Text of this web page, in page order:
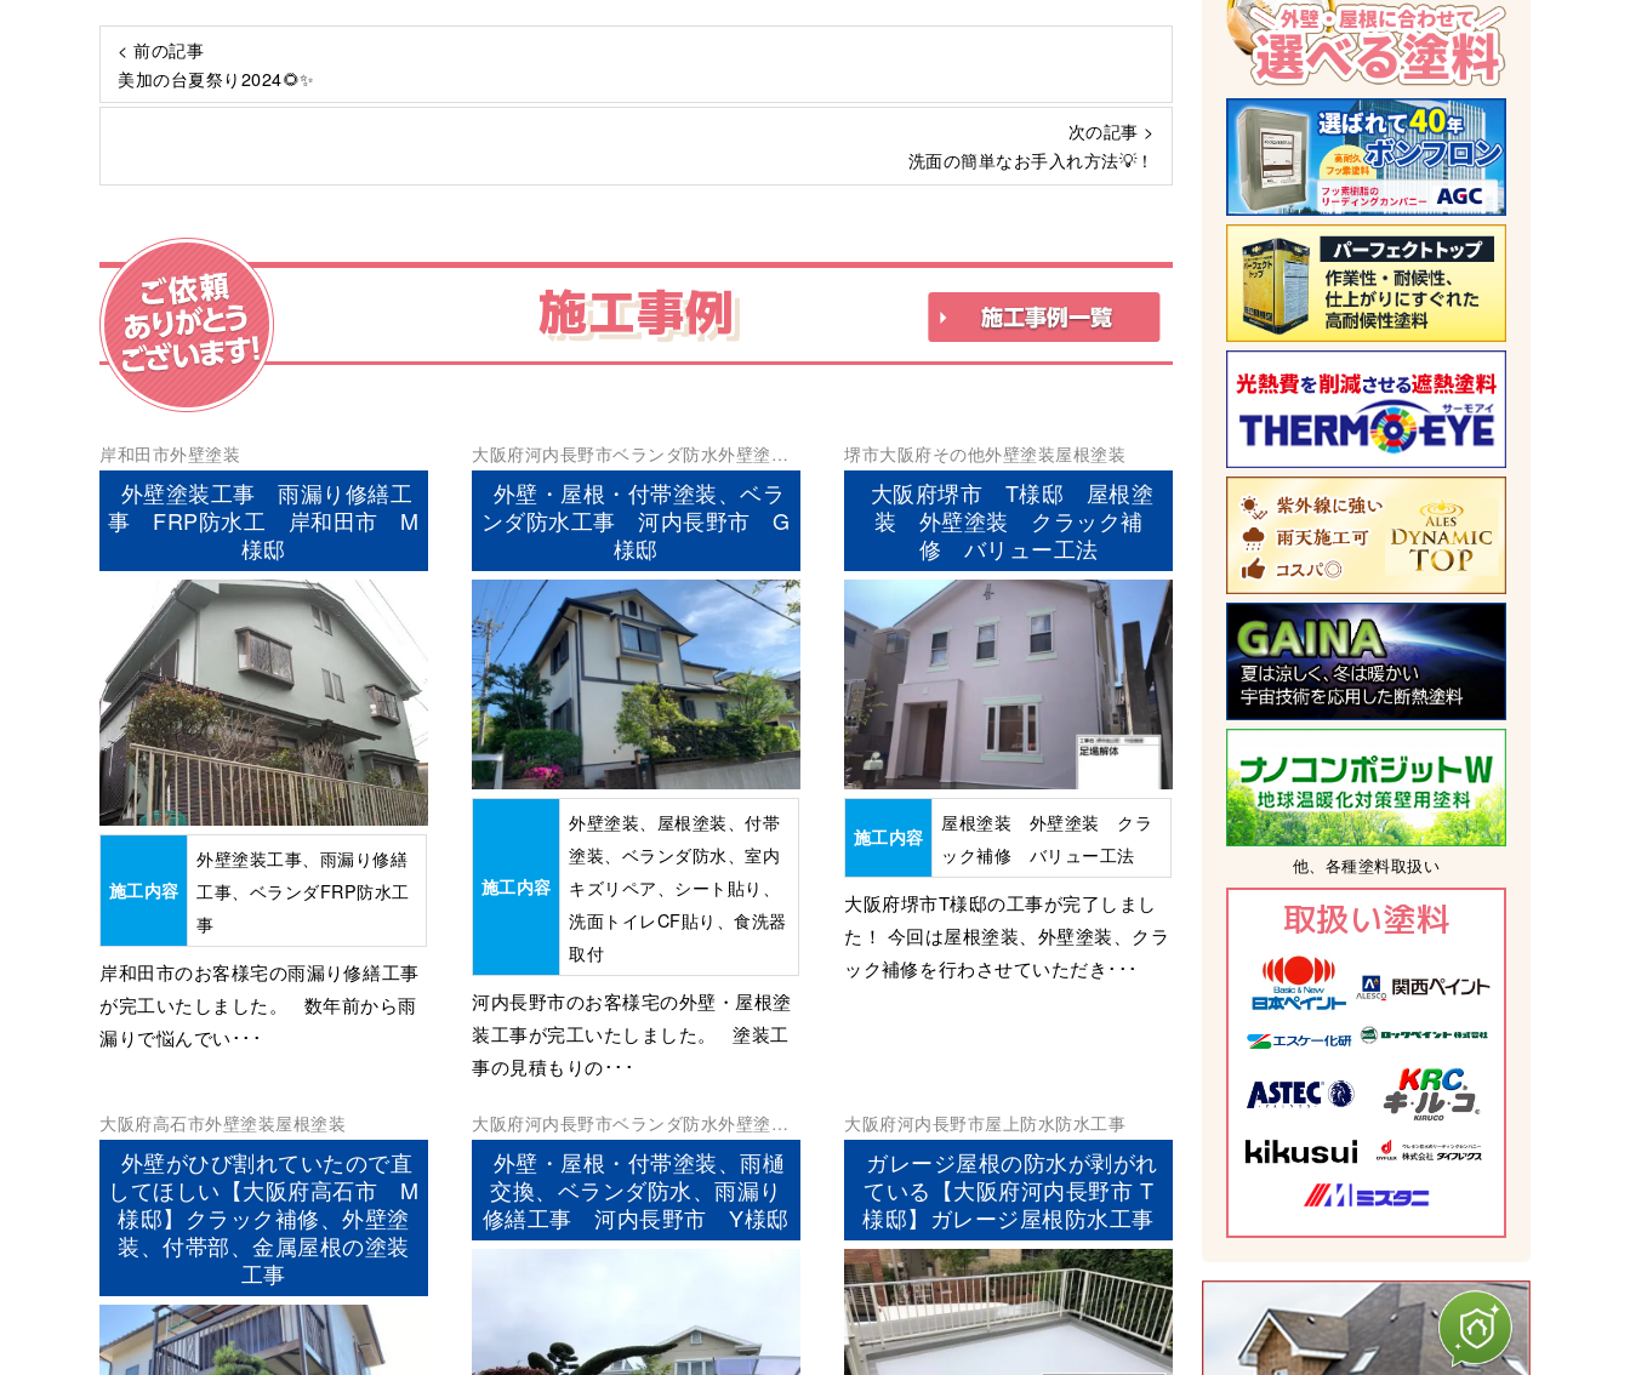
< 前の記事
美加の台夏祭り2024🌻✨
次の記事 >
洗面の簡単なお手入れ方法💡！
施工事例
岸和田市外壁塗装
外壁塗装工事 雨漏り修繕工
事 FRP防水工 岸和田市 M
様邸
施工内容
外壁塗装工事、雨漏り修繕
工事、ベランダFRP防水工
事
岸和田市のお客様宅の雨漏り修繕工事
が完工いたしました。 数年前から雨
漏りで悩んでい･･･
大阪府河内長野市ベランダ防水外壁塗装
屋根塗装
防水工事
外壁・屋根・付帯塗装、ベラ
ンダ防水工事 河内長野市 G
様邸
施工内容
外壁塗装、屋根塗装、付帯
塗装、ベランダ防水、室内
キズリペア、シート貼り、
洗面トイレCF貼り、食洗器
取付
河内長野市のお客様宅の外壁・屋根塗
装工事が完工いたしました。 塗装工
事の見積もりの･･･
堺市大阪府その他外壁塗装屋根塗装
大阪府堺市 T様邸 屋根塗
装 外壁塗装 クラック補
修 バリュー工法
施工内容
屋根塗装 外壁塗装 クラ
ック補修 バリュー工法
大阪府堺市T様邸の工事が完了しまし
た！ 今回は屋根塗装、外壁塗装、クラ
ック補修を行わさせていただき･･･
大阪府高石市外壁塗装屋根塗装
外壁がひび割れていたので直
してほしい【大阪府高石市 M
様邸】クラック補修、外壁塗
装、付帯部、金属屋根の塗装
工事
大阪府河内長野市ベランダ防水外壁塗装
屋根塗装
防水工事
外壁・屋根・付帯塗装、雨樋
交換、ベランダ防水、雨漏り
修繕工事 河内長野市 Y様邸
大阪府河内長野市屋上防水防水工事
ガレージ屋根の防水が剥がれ
ている【大阪府河内長野市 T
様邸】ガレージ屋根防水工事
他、各種塗料取扱い
取扱い塗料